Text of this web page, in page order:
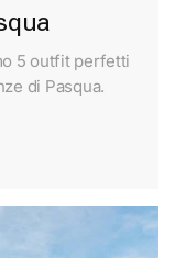
5 outfit perfetti
di Pasqua.